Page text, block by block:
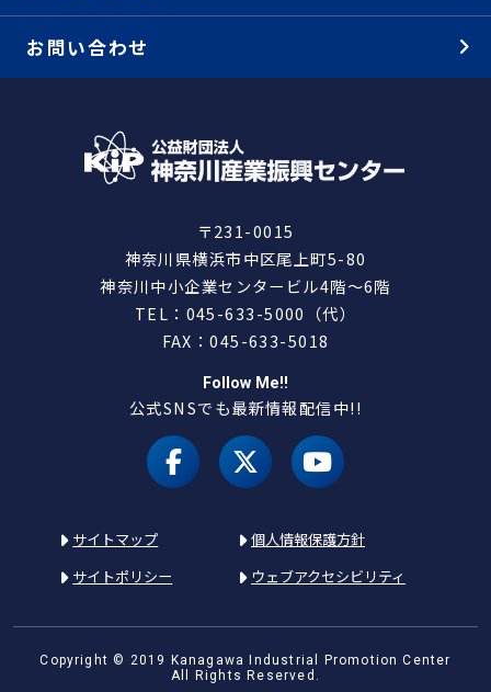
お問い合わせ
〒231-0015
神奈川県横浜市中区尾上町5-80
神奈川中小企業センタービル4階～6階
TEL：045-633-5000（代）
FAX：045-633-5018
Follow Me!!
公式SNSでも最新情報配信中!!
facebookX（旧 twitter）
youtube
サイトマップ
個人情報保護方針
サイトポリシー
ウェブアクセシビリティ
Copyright © 2019 Kanagawa Industrial Promotion Center
All Rights Reserved.